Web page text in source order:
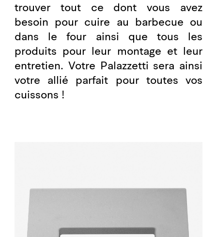
trouver tout ce dont vous avez
besoin pour cuire au barbecue ou
dans le four ainsi que tous les
produits pour leur montage et leur
entretien. Votre Palazzetti sera ainsi
votre allié parfait pour toutes vos
cuissons !